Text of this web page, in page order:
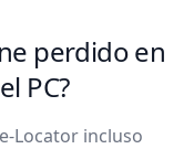
perdido en
PC?
Locator incluso